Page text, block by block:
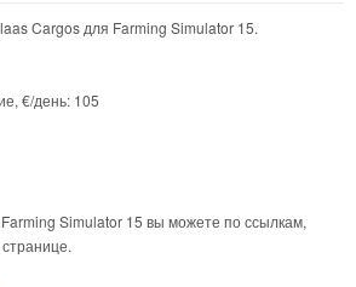
Cargos для Farming Simulator 15.
€/день: 105
Simulator 15 вы можете по ссылкам,